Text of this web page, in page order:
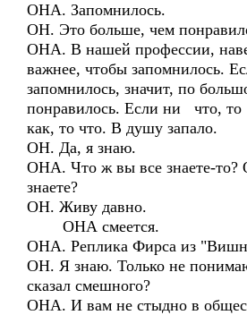
ОНА. Запомнилось.
ОН. Это больше, чем
ОНА. В нашей профессии,
важнее, чтобы запомнилось.
запомнилось, значит, по
понравилось. Если ни что, то
как, то что. В душу запало.
ОН. Да, я знаю.
ОНА. Что ж вы все знаете-то?
знаете?
ОН. Живу давно.
ОНА смеется.
ОНА. Реплика Фирса из
ОН. Я знаю. Только не
сказал смешного?
ОНА. И вам не стыдно в